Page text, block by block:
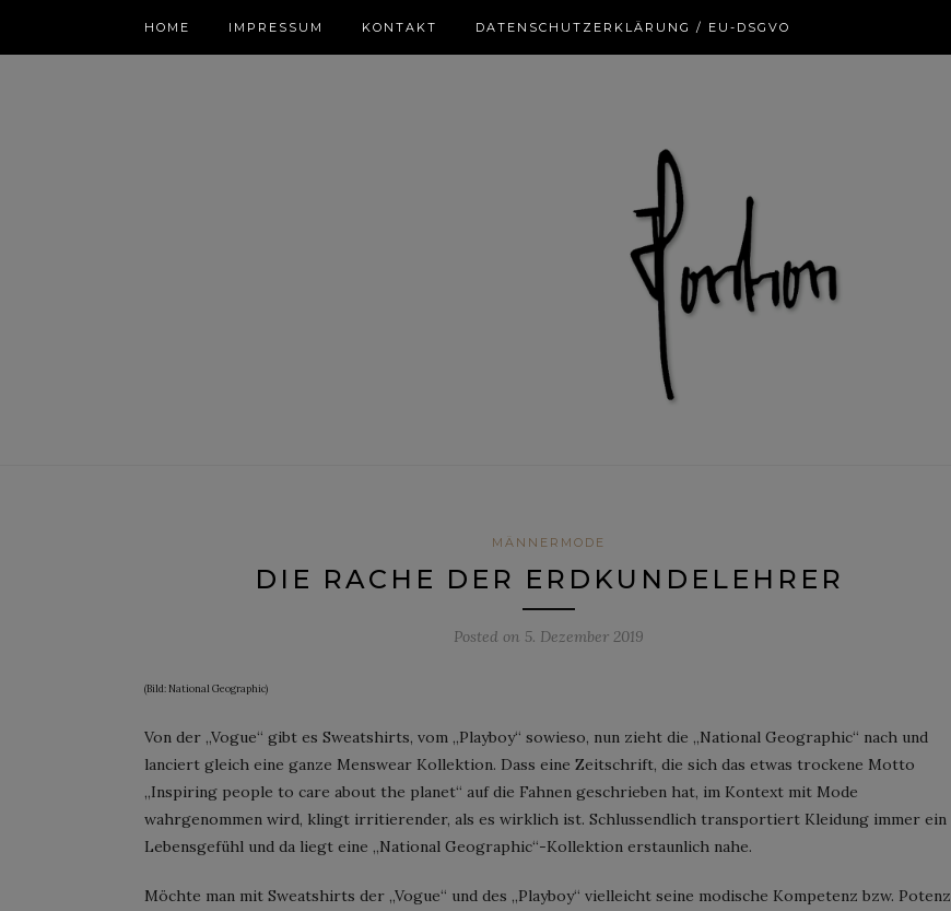
HOME IMPRESSUM KONTAKT DATENSCHUTZERKLÄRUNG / EU-DSGVO
MÄNNERMODE
DIE RACHE DER ERDKUNDELEHRER
Posted on 5. Dezember 2019
(Bild: National Geographic)
Von der „Vogue“ gibt es Sweatshirts, vom „Playboy“ sowieso, nun zieht die „National Geographic“ nach und
lanciert gleich eine ganze Menswear Kollektion. Dass eine Zeitschrift, die sich das etwas trockene Motto
„Inspiring people to care about the planet“ auf die Fahnen geschrieben hat, im Kontext mit Mode
wahrgenommen wird, klingt irritierender, als es wirklich ist. Schlussendlich transportiert Kleidung immer ein
Lebensgefühl und da liegt eine „National Geographic“-Kollektion erstaunlich nahe.
Möchte man mit Sweatshirts der „Vogue“ und des „Playboy“ vielleicht seine modische Kompetenz bzw. Potenz